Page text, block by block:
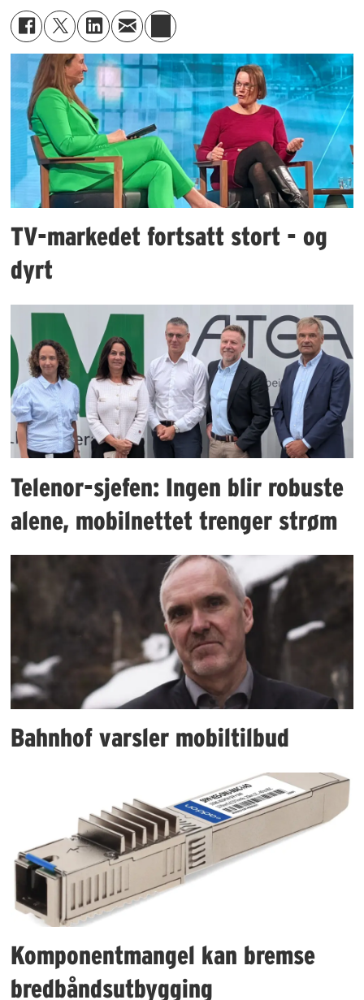
TV-markedet fortsatt stort - og
dyrt
Telenor-sjefen: Ingen blir robuste
alene, mobilnettet trenger strøm
Bahnhof varsler mobiltilbud
Komponentmangel kan bremse
bredbåndsutbygging